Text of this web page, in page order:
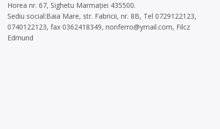
Horea nr. 67, Sighetu Marmației 435500.
Sediu social:Baia Mare, str. Fabricii, nr. 8B, Tel 0729122123,
0740122123, fax 0362418349, nonferro@ymail.com, Filcz
Edmund